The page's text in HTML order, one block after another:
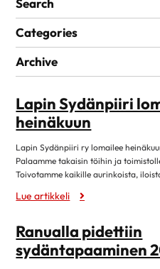
Search
Categories
Ei kategorioita
Archive
heinäkuu 2026
kesäkuu 2026
toukokuu 2026
huhtikuu 2026
maaliskuu 2026
joulukuu 2025
Lapin Sydänpiiri
heinäkuun
Lapin Sydänpiiri ry lomailee
Palaamme takaisin töihin ja
Toivotamme kaikille aurinkoista,
Lue artikkeli
Ranualla pidettiin
sydäntapaaminen